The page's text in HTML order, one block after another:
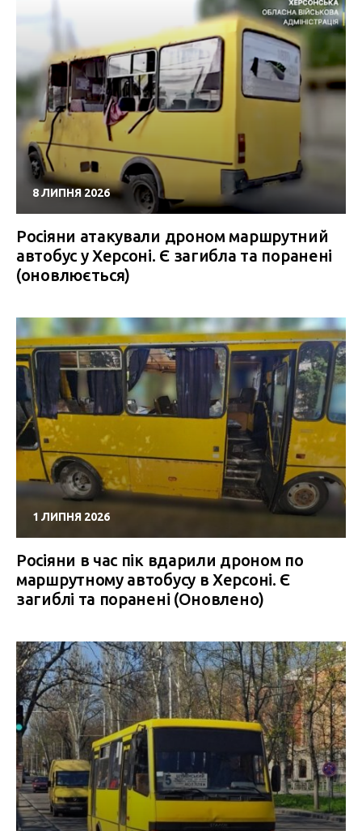
8 ЛИПНЯ 2026
Росіяни атакували дроном маршрутний
автобус у Херсоні. Є загибла та поранені
(оновлюється)
1 ЛИПНЯ 2026
Росіяни в час пік вдарили дроном по
маршрутному автобусу в Херсоні. Є
загиблі та поранені (Оновлено)